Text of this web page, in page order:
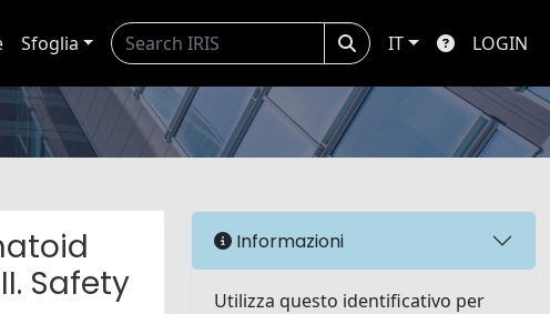
Sfoglia IT LOGIN
Safety
Informazioni
Utilizza questo identificativo per